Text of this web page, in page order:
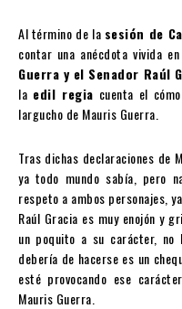
Al término de la sesión de
contar una anécdota vivida
Guerra y el Senador Raúl
la edil regia cuenta el
largucho de Mauris Guerra.
Tras dichas declaraciones de
ya todo mundo sabía, pero
respeto a ambos personajes,
Raúl Gracia es muy enojón y
un poquito a su carácter,
debería de hacerse es un
esté provocando ese
Mauris Guerra.